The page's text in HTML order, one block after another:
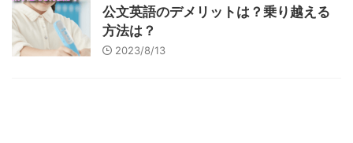
公文英語のデメリットは？乗り越える
方法は？
2023/8/13